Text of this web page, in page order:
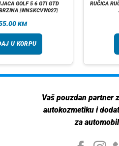
GOLF 5 6 GTI GTD
|WNSKCVW027|
KM
U KORPU
RUČICA
Vaš pouzdan partner
autokozmetiku i
za